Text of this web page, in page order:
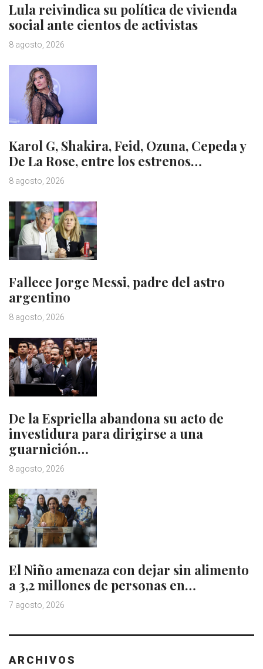
Lula reivindica su política de vivienda
social ante cientos de activistas
8 agosto, 2026
Karol G, Shakira, Feid, Ozuna, Cepeda y
De La Rose, entre los estrenos…
8 agosto, 2026
Fallece Jorge Messi, padre del astro
argentino
8 agosto, 2026
De la Espriella abandona su acto de
investidura para dirigirse a una
guarnición…
8 agosto, 2026
El Niño amenaza con dejar sin alimento
a 3,2 millones de personas en…
7 agosto, 2026
ARCHIVOS